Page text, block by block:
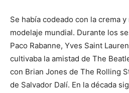
Se había codeado con la crema
modelaje mundial. Durante los
Paco Rabanne, Yves Saint
cultivaba la amistad de The
con Brian Jones de The Rolling
de Salvador Dalí. En la década